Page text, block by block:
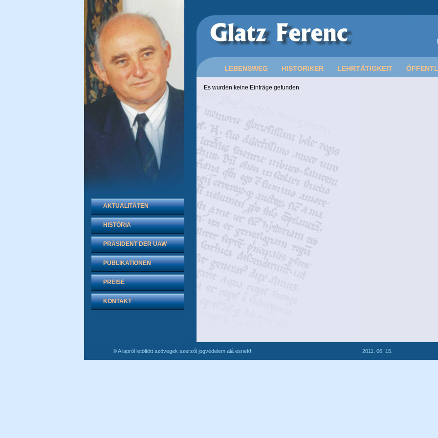
AKTUALITÄTEN
HISTÓRIA
PRÄSIDENT DER UAW
PUBLIKATIONEN
PREISE
KONTAKT
LEBENSWEG HISTORIKER LEHRTÄTIGKEIT
Es wurden keine Einträge gefunden
© A lapról letöltött szövegek szerzői jogvédelem alá esnek! 2011. 06. 15.